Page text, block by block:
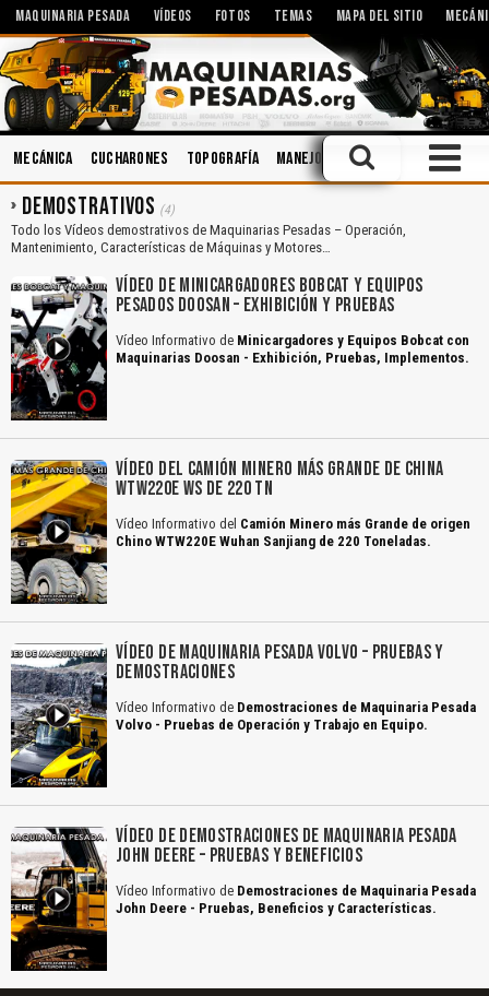
MAQUINARIA PESADA VÍDEOS FOTOS TEMAS MAPA DEL SITIO
Mecánica Cucharones Topografía Manejo Defensivo Accidentes
DEMOSTRATIVOS (4)
Todo los Vídeos demostrativos de Maquinarias Pesadas – Operación,
Mantenimiento, Características de Máquinas y Motores…
VÍDEO DE MINICARGADORES BOBCAT Y EQUIPOS
PESADOS DOOSAN – EXHIBICIÓN Y PRUEBAS
Vídeo Informativo de Minicargadores y Equipos Bobcat con
Maquinarias Doosan - Exhibición, Pruebas, Implementos.
VÍDEO DEL CAMIÓN MINERO MÁS GRANDE DE CHINA
WTW220E WS DE 220 TN
Vídeo Informativo del Camión Minero más Grande de origen
Chino WTW220E Wuhan Sanjiang de 220 Toneladas.
VÍDEO DE MAQUINARIA PESADA VOLVO – PRUEBAS Y
DEMOSTRACIONES
Vídeo Informativo de Demostraciones de Maquinaria Pesada
Volvo - Pruebas de Operación y Trabajo en Equipo.
VÍDEO DE DEMOSTRACIONES DE MAQUINARIA PESADA
JOHN DEERE – PRUEBAS Y BENEFICIOS
Vídeo Informativo de Demostraciones de Maquinaria Pesada
John Deere - Pruebas, Beneficios y Características.